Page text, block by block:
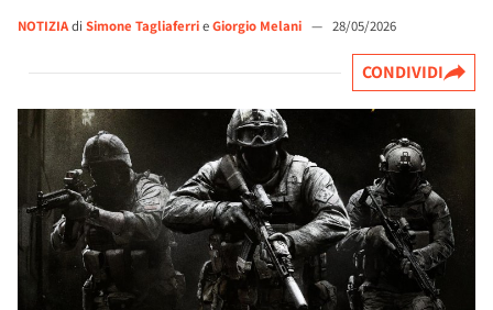
NOTIZIAdi Simone TagliaferrieGiorgio Melani — 28/05/2026
CONDIVIDI